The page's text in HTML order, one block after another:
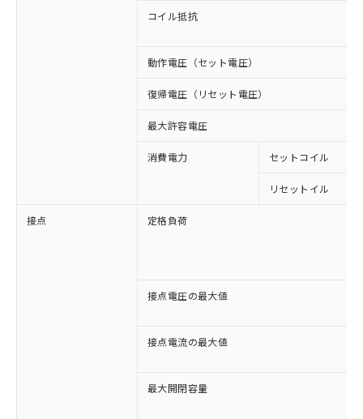
コイル抵抗
動作電圧（セット電圧）
復帰電圧（リセット電圧）
最大許容電圧
消費電力 セットコイル
リセットイル
接点 定格負荷
接点電圧の最大値
接点電流の最大値
最大開閉容量